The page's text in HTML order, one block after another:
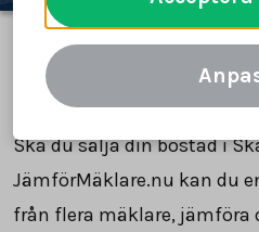
Jämför
Ska du sälja din bostad i
JämförMäklare.nu kan du
från flera mäklare, jämföra